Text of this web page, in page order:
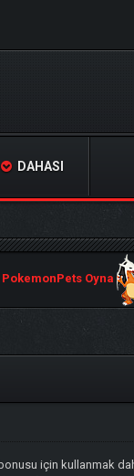
DAHASI
PokemonPets Oyna
için kullanmak